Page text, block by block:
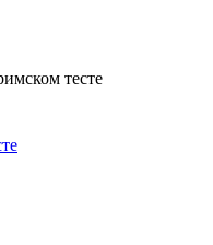
тесте